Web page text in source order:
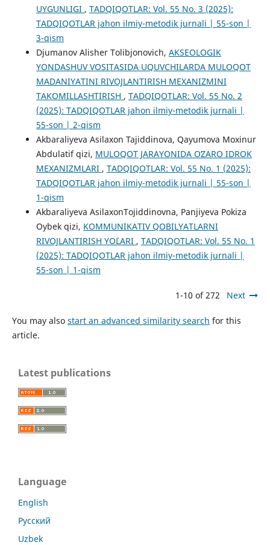
UYGʻUNLIGI , TADQIQOTLAR: Vol. 55 No. 3 (2025):
TADQIQOTLAR jahon ilmiy-metodik jurnali | 55-son |
3-qism
Djumanov Alisher Tolibjonovich, AKSEOLOGIK
YONDASHUV VOSITASIDA UQUVCHILARDA MULOQOT
MADANIYATINI RIVOJLANTIRISH MEXANIZMINI
TAKOMILLASHTIRISH , TADQIQOTLAR: Vol. 55 No. 2
(2025): TADQIQOTLAR jahon ilmiy-metodik jurnali |
55-son | 2-qism
Akbaraliyeva Asilaxon Tajiddinova, Qayumova Moxinur
Abdulatif qizi, MULOQOT JARAYONIDA OʻZARO IDROK
MEXANIZMLARI , TADQIQOTLAR: Vol. 55 No. 1 (2025):
TADQIQOTLAR jahon ilmiy-metodik jurnali | 55-son |
1-qism
Akbaraliyeva AsilaxonTojiddinovna, Panjiyeva Pokiza
Oybek qizi, KOMMUNIKATIV QOBILYATLARNI
RIVOJLANTIRISH YO`LARI , TADQIQOTLAR: Vol. 55 No. 1
(2025): TADQIQOTLAR jahon ilmiy-metodik jurnali |
55-son | 1-qism
1-10 of 272 Next
You may also start an advanced similarity search for this
article.
Latest publications
Language
English
Русский
Uzbek